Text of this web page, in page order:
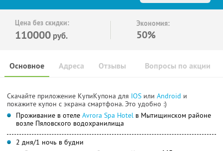
Цена без скидки:
110000 руб.
Экономия:
50%
Основное Отзывы Вопросы по акции
Адреса
Скачайте приложение КупиКупона для IOS или Android и
покажите купон с экрана смартфона. Это удобно :)
Проживание в отеле Avrora Spa Hotel в Мытищинском районе
возле Пяловского водохранилища
2 дня/1 ночь в будни